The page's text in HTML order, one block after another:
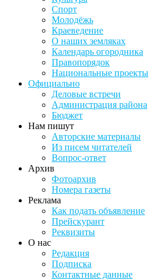
Спорт
Молодёжь
Краеведение
О наших земляках
Календарь огородника
Правопорядок
Национальные проекты
Официально
Деловые встречи
Администрация района
Бюджет
Нам пишут
Авторские материалы
Из писем читателей
Вопрос-ответ
Архив
Фотоархив
Номера газеты
Реклама
Как подать объявление
Прейскурант
Реквизиты
О нас
Редакция
Подписка
Контактные данные